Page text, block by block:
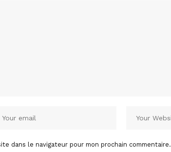
dans le navigateur pour mon prochain commentaire.